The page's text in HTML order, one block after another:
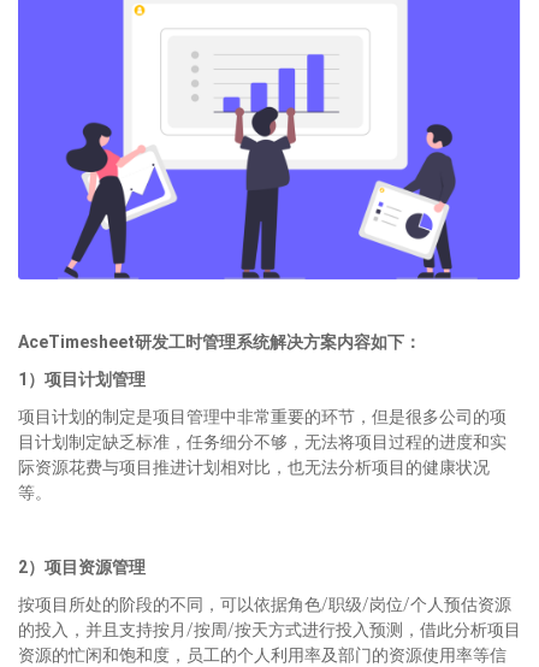
AceTimesheet研发工时管理系统解决方案内容如下：
1） 项目 计划管理
项目计划的制定是项目管理中非常重要的环节，但是很多公司的项
目计划制定缺乏标准，任务细分不够，无法将项目过程的进度和实
际资源花费与项目推进计划相对比，也无法分析项目的健康状况
等。
2） 项目 资源管理
按项目所处的阶段的不同，可以依据角色/职级/岗位/个人预估资源
的投入，并且支持按月/按周/按天方式进行投入预测，借此分析项目
资源的忙闲和饱和度，员工的个人利用率及部门的资源使用率等信